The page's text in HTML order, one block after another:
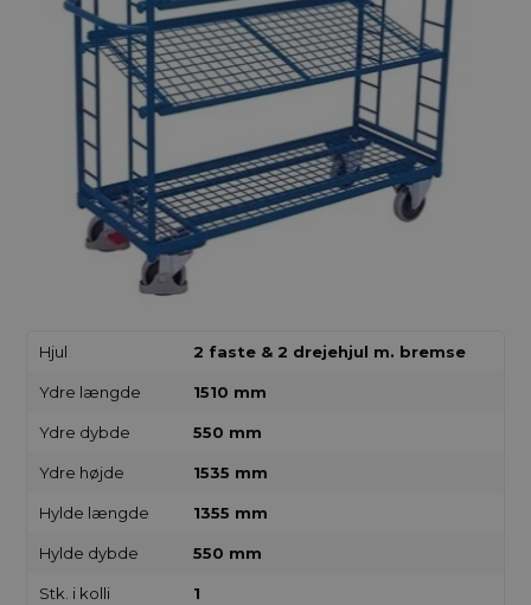
Hjul 2 faste & 2 drejehjul m. bremse
Ydre længde 1510 mm
Ydre dybde 550 mm
Ydre højde 1535 mm
Hylde længde 1355 mm
Hylde dybde 550 mm
Stk. i kolli 1